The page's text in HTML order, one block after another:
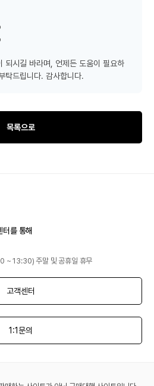
되시길 바라며, 언제든 도움이 필요하
탁드립니다. 감사합니다.
목록으로
를 통해
~ 13:30) 주말 및 공휴일 휴무
고객센터
1:1문의